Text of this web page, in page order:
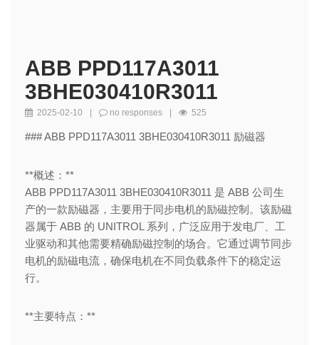
ABB PPD117A3011
3BHE030410R3011
2025-02-10 no responses 525
### ABB PPD117A3011 3BHE030410R3011 励磁器
**概述：**
ABB PPD117A3011 3BHE030410R3011 是 ABB 公司生
产的一款励磁器，主要用于同步电机的励磁控制。该励磁
器属于 ABB 的 UNITROL 系列，广泛应用于发电厂、工
业驱动和其他需要精确励磁控制的场合。它通过调节同步
电机的励磁电流，确保电机在不同负载条件下的稳定运
行。
**主要特点：**